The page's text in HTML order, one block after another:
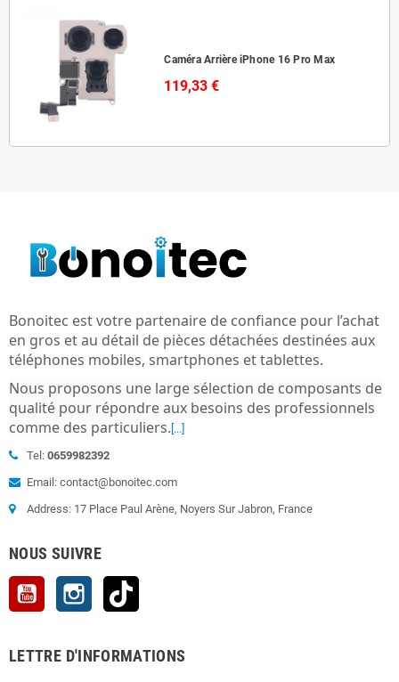
Caméra Arrière iPhone 16 Pro Max
119,33 €
Bonoitec est votre partenaire de confiance pour l’achat
en gros et au détail de pièces détachées destinées aux
téléphones mobiles, smartphones et tablettes.
Nous proposons une large sélection de composants de
qualité pour répondre aux besoins des professionnels
comme des particuliers. [...]
Tel: 0659982392
Email: contact@bonoitec.com
Address: 17 Place Paul Arène, Noyers Sur Jabron, France
NOUS SUIVRE
YouTube Instagram
LETTRE D'INFORMATIONS